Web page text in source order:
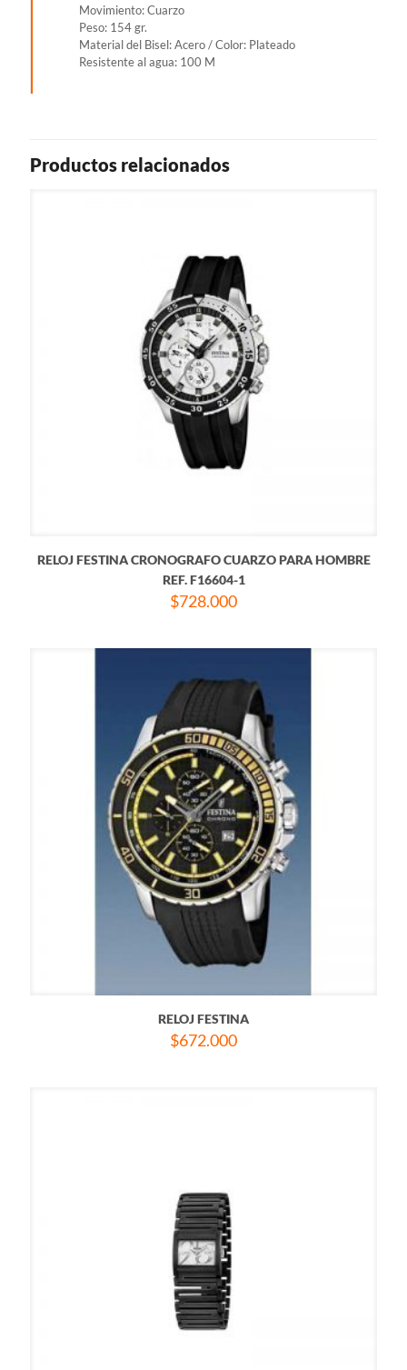
Movimiento: Cuarzo
Peso: 154 gr.
Material del Bisel: Acero / Color: Plateado
Resistente al agua: 100 M
Productos relacionados
RELOJ FESTINA CRONOGRAFO CUARZO PARA HOMBRE
REF. F16604-1
$728.000
RELOJ FESTINA
$672.000